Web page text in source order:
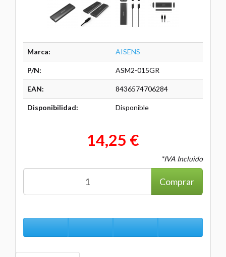
Marca: AISENS
P/N: ASM2-015GR
EAN: 8436574706284
Disponibilidad: Disponible
14,25 €
*IVA Incluido
Comprar